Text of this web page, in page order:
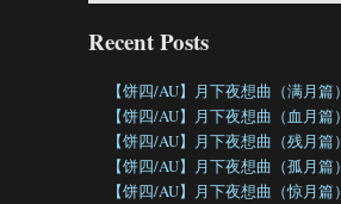
Recent Posts
【饼四/AU】月下夜想曲（满月篇）
【饼四/AU】月下夜想曲（血月篇）
【饼四/AU】月下夜想曲（残月篇）
【饼四/AU】月下夜想曲（孤月篇）
【饼四/AU】月下夜想曲（惊月篇）